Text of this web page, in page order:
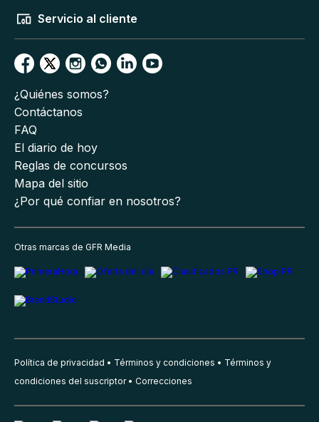
Servicio al cliente
¿Quiénes somos?
Contáctanos
FAQ
El diario de hoy
Reglas de concursos
Mapa del sitio
¿Por qué confiar en nosotros?
Otras marcas de GFR Media
Política de privacidad Términos y condiciones
Términos y
condiciones del suscriptor
Correcciones